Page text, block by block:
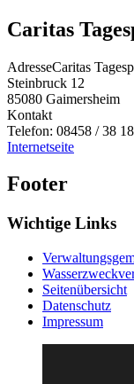
Caritas
AdresseCaritas
Steinbruck 12
85080 Gaimersheim
Kontakt
Telefon: 08458 / 38
Internetseite
Footer
Wichtige Links
Seitenübersicht
Datenschutz
Impressum